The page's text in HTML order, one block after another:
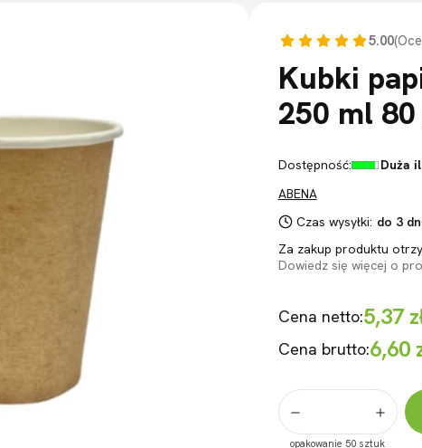
5.00
Kubki
250 ml
Dostępność:
Duża
ABENA
Czas wysyłki: do 3
Za zakup produktu
Dowiedz się więcej o
Cena netto:5,37
Cena brutto:6,60
opakowanie 50 sztuk